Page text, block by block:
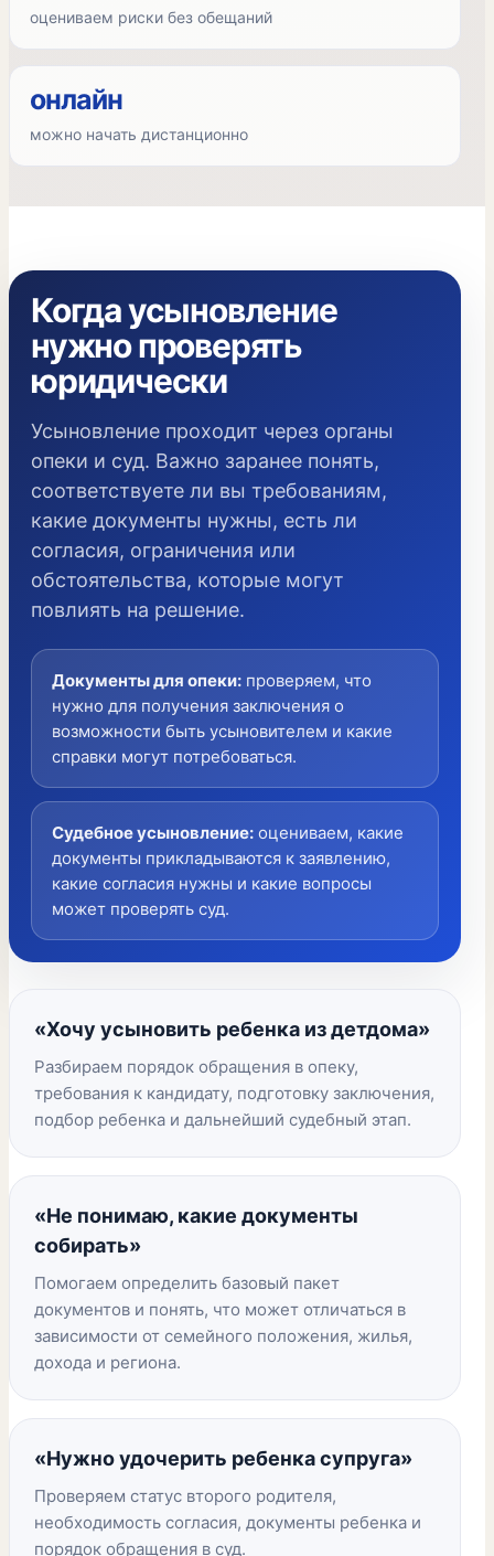
оцениваем риски без обещаний
онлайн
можно начать дистанционно
Когда усыновление
нужно проверять
юридически
Усыновление проходит через органы
опеки и суд. Важно заранее понять,
соответствуете ли вы требованиям,
какие документы нужны, есть ли
согласия, ограничения или
обстоятельства, которые могут
повлиять на решение.
Документы для опеки: проверяем, что
нужно для получения заключения о
возможности быть усыновителем и какие
справки могут потребоваться.
Судебное усыновление: оцениваем, какие
документы прикладываются к заявлению,
какие согласия нужны и какие вопросы
может проверять суд.
«Хочу усыновить ребенка из детдома»
Разбираем порядок обращения в опеку,
требования к кандидату, подготовку заключения,
подбор ребенка и дальнейший судебный этап.
«Не понимаю, какие документы
собирать»
Помогаем определить базовый пакет
документов и понять, что может отличаться в
зависимости от семейного положения, жилья,
дохода и региона.
«Нужно удочерить ребенка супруга»
Проверяем статус второго родителя,
необходимость согласия, документы ребенка и
порядок обращения в суд.